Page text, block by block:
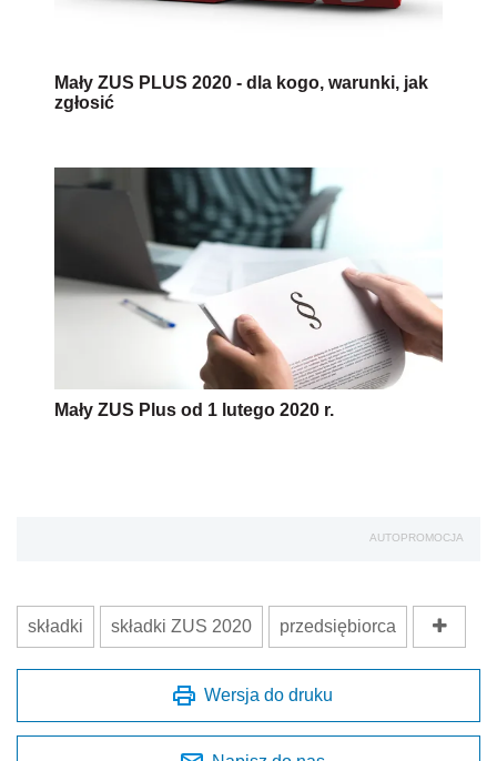
Mały ZUS PLUS 2020 - dla kogo, warunki, jak
zgłosić
Mały ZUS Plus od 1 lutego 2020 r.
AUTOPROMOCJA
składki składki ZUS 2020 przedsiębiorca
Wersja do druku